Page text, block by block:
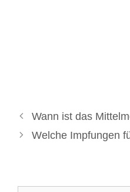
Wann ist das
Welche Impfungen